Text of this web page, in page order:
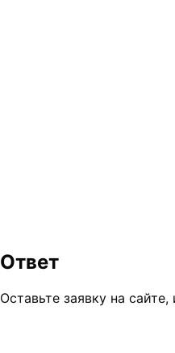
Ответ
Оставьте заявку на